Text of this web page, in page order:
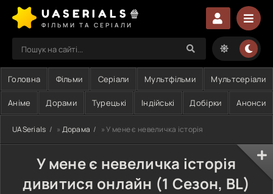
UASERIALS🍿
ФІЛЬМИ ТА СЕРІАЛИ
Головна Фільми Серіали Мультфільми Мультсеріали
Аніме Дорами Турецькі Індійські Добірки Анонси
UASerials » Дорама » У мене є невеличка історія
У мене є невеличка історія
дивитися онлайн (1 Сезон, BL)